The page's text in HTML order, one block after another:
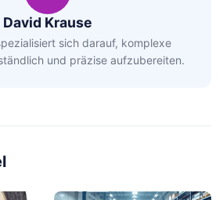
David Krause
sich darauf, komplexe
und präzise aufzubereiten.